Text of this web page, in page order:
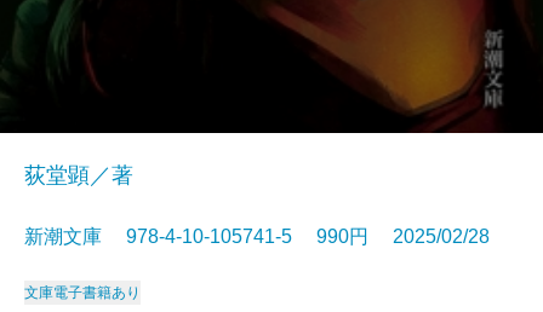
荻堂顕／著
新潮文庫 978-4-10-105741-5 990円 2025/02/28
文庫電子書籍あり